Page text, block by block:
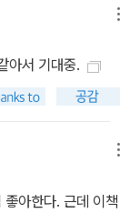
인 에노모토 케이와
간다. 흔히 에노
못한다고 말한
걸 꿰뚫을 경우 소
만 가능하기 때문
은 수수께끼를 푸
아서 기대중.
아한다. 근데 이책